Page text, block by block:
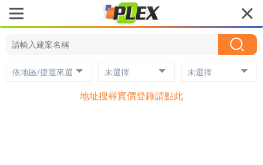
地址搜尋實價登錄請點此
依地區/捷運來選 未選擇 未選擇